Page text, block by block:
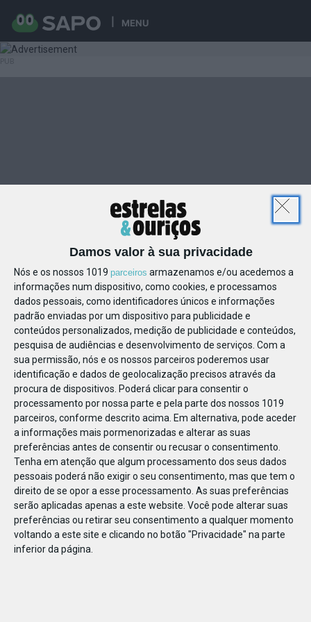
MENU
Damos valor à sua privacidade
Nós e os nossos 1019 parceiros armazenamos e/ou acedemos a
informações num dispositivo, como cookies, e processamos
dados pessoais, como identificadores únicos e informações
padrão enviadas por um dispositivo para publicidade e
conteúdos personalizados, medição de publicidade e conteúdos,
pesquisa de audiências e desenvolvimento de serviços. Com a
sua permissão, nós e os nossos parceiros poderemos usar
identificação e dados de geolocalização precisos através da
procura de dispositivos. Poderá clicar para consentir o
processamento por nossa parte e pela parte dos nossos 1019
parceiros, conforme descrito acima. Em alternativa, pode aceder
a informações mais pormenorizadas e alterar as suas
preferências antes de consentir ou recusar o consentimento.
Tenha em atenção que algum processamento dos seus dados
pessoais poderá não exigir o seu consentimento, mas que tem o
direito de se opor a esse processamento. As suas preferências
serão aplicadas apenas a este website. Você pode alterar suas
preferências ou retirar seu consentimento a qualquer momento
voltando a este site e clicando no botão "Privacidade" na parte
inferior da página.
46044